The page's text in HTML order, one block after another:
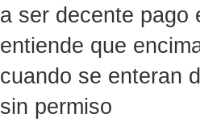
a ser decente pago
entiende que
cuando se enteran
sin permiso